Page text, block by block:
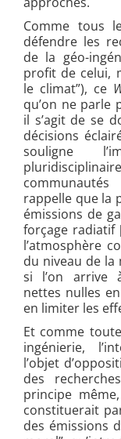
Comme tous
défendre les
de la géo-
profit de celui,
le climat”), ce
qu’on ne parle
il s’agit de se
décisions
souligne
rappelle que la
émissions de
forçage radiatif
l’atmosphère
du niveau de la
si l’on arrive
nettes nulles
en limiter les
Et comme
ingénierie,
l’objet
des
principe
constituerait
des émissions